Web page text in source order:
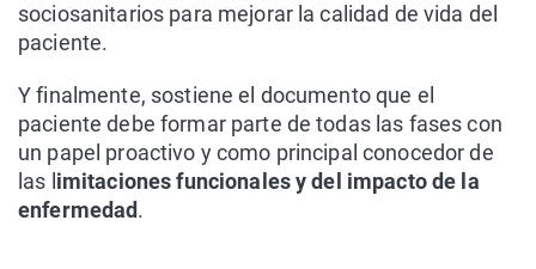
sociosanitarios para mejorar la calidad de vida del
paciente.
Y finalmente, sostiene el documento que el
paciente debe formar parte de todas las fases con
un papel proactivo y como principal conocedor de
las l imitaciones funcionales y del impacto de la
enfermedad.